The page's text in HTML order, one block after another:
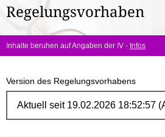
hier:
Regelungsvorhaben
Inhalte beruhen auf Angaben der IV - Infos
Version des Regelungsvorhabens